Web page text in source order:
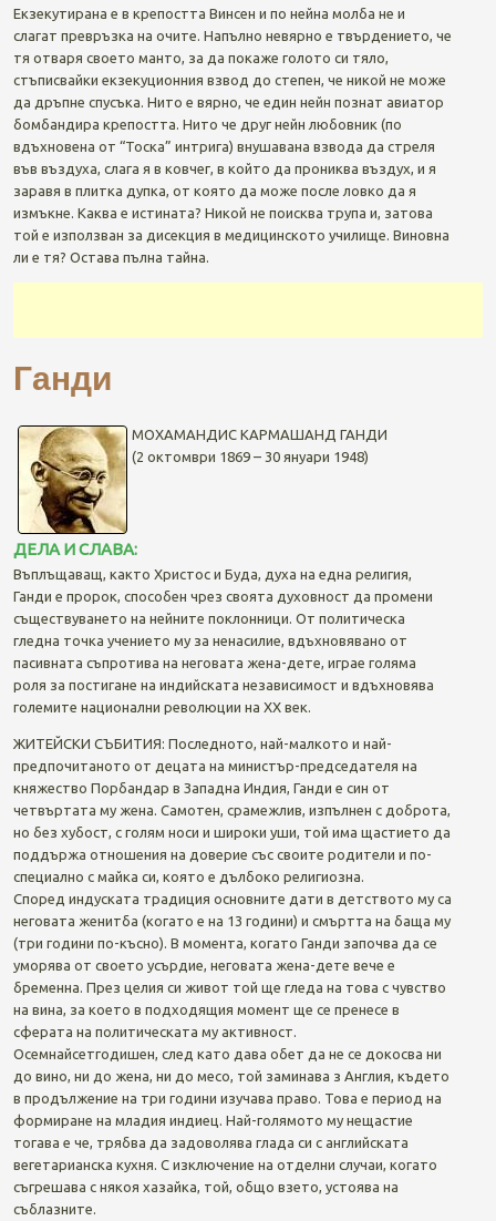
Екзекутирана е в крепостта Винсен и по нейна молба не и
слагат превръзка на очите. Напълно невярно е твърдението, че
тя отваря своето манто, за да покаже голото си тяло,
стъписвайки екзекуционния взвод до степен, че никой не може
да дръпне спусъка. Нито е вярно, че един нейн познат авиатор
бомбандира крепостта. Нито че друг нейн любовник (по
вдъхновена от “Тоска” интрига) внушавана взвода да стреля
във въздуха, слага я в ковчег, в който да прониква въздух, и я
заравя в плитка дупка, от която да може после ловко да я
измъкне. Каква е истината? Никой не поисква трупа и, затова
той е използван за дисекция в медицинското училище. Виновна
ли е тя? Остава пълна тайна.
Ганди
МОХАМАНДИС КАРМАШАНД ГАНДИ
(2 октомври 1869 – 30 януари 1948)
ДЕЛА И СЛАВА:
Въплъщаващ, както Христос и Буда, духа на една религия,
Ганди е пророк, способен чрез своята духовност да промени
съществуването на нейните поклонници. От политическа
гледна точка учението му за ненасилие, вдъхновявано от
пасивната съпротива на неговата жена-дете, играе голяма
роля за постигане на индийската независимост и вдъхновява
големите национални революции на ХХ век.
ЖИТЕЙСКИ СЪБИТИЯ: Последното, най-малкото и най-
предпочитаното от децата на министър-председателя на
княжество Порбандар в Западна Индия, Ганди е син от
четвъртата му жена. Самотен, срамежлив, изпълнен с доброта,
но без хубост, с голям носи и широки уши, той има щастието да
поддържа отношения на доверие със своите родители и по-
специално с майка си, която е дълбоко религиозна.
Според индуската традиция основните дати в детството му са
неговата женитба (когато е на 13 години) и смъртта на баща му
(три години по-късно). В момента, когато Ганди започва да се
уморява от своето усърдие, неговата жена-дете вече е
бременна. През целия си живот той ще гледа на това с чувство
на вина, за което в подходящия момент ще се пренесе в
сферата на политическата му активност.
Осемнайсетгодишен, след като дава обет да не се докосва ни
до вино, ни до жена, ни до месо, той заминава з Англия, където
в продължение на три години изучава право. Това е период на
формиране на младия индиец. Най-голямото му нещастие
тогава е че, трябва да задоволява глада си с английската
вегетарианска кухня. С изключение на отделни случаи, когато
съгрешава с някоя хазайка, той, общо взето, устоява на
съблазните.